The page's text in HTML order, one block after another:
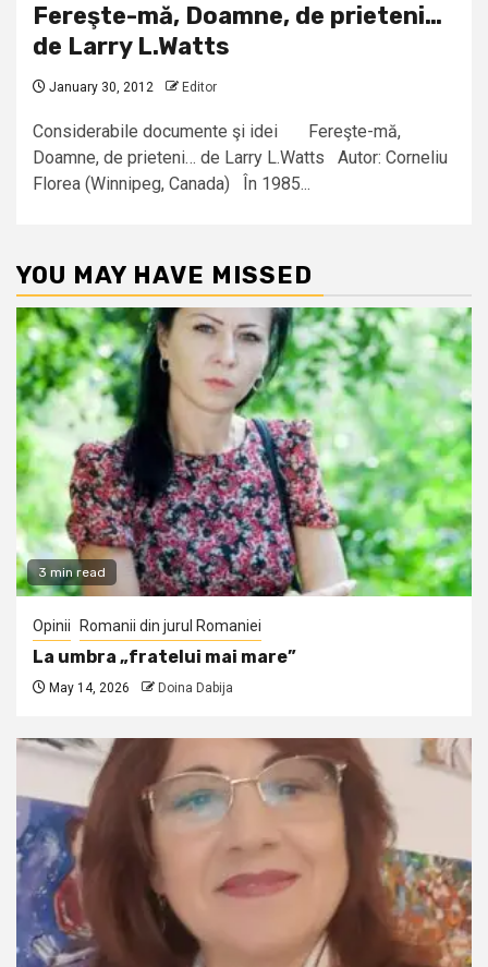
Fereşte-mă, Doamne, de prieteni…
de Larry L.Watts
January 30, 2012 Editor
Considerabile documente şi idei Fereşte-mă,
Doamne, de prieteni… de Larry L.Watts Autor: Corneliu
Florea (Winnipeg, Canada) În 1985...
YOU MAY HAVE MISSED
3 min read
Opinii Romanii din jurul Romaniei
La umbra „fratelui mai mare”
May 14, 2026 Doina Dabija